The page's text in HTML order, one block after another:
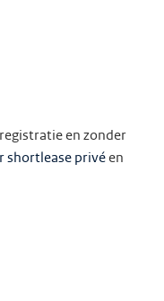
en zonder
shortlease privé en